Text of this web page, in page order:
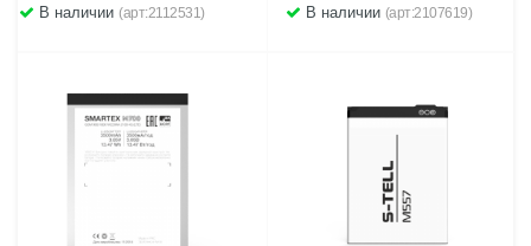
В наличии (арт:2112531) В наличии (арт:2107619)